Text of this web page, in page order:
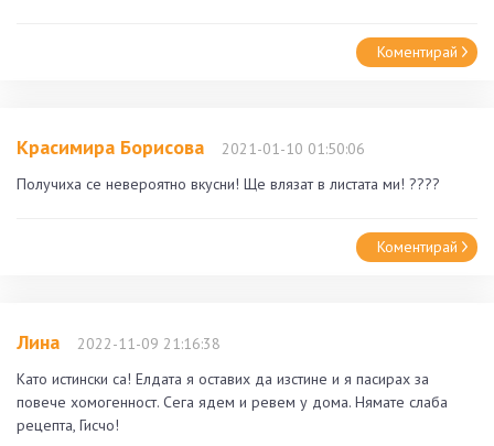
Коментирай
Красимира Борисова
2021-01-10 01:50:06
Получиха се невероятно вкусни! Ще влязат в листата ми! ????
Коментирай
Лина
2022-11-09 21:16:38
Като истински са! Елдата я оставих да изстине и я пасирах за
повече хомогенност. Сега ядем и ревем у дома. Нямате слаба
рецепта, Гисчо!